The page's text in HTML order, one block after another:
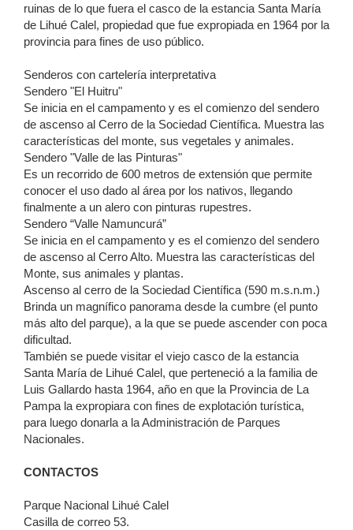
ruinas de lo que fuera el casco de la estancia Santa María
de Lihué Calel, propiedad que fue expropiada en 1964 por la
provincia para fines de uso público.
Senderos con cartelería interpretativa
Sendero "El Huitru"
Se inicia en el campamento y es el comienzo del sendero
de ascenso al Cerro de la Sociedad Científica. Muestra las
características del monte, sus vegetales y animales.
Sendero "Valle de las Pinturas"
Es un recorrido de 600 metros de extensión que permite
conocer el uso dado al área por los nativos, llegando
finalmente a un alero con pinturas rupestres.
Sendero “Valle Namuncurá”
Se inicia en el campamento y es el comienzo del sendero
de ascenso al Cerro Alto. Muestra las características del
Monte, sus animales y plantas.
Ascenso al cerro de la Sociedad Científica (590 m.s.n.m.)
Brinda un magnífico panorama desde la cumbre (el punto
más alto del parque), a la que se puede ascender con poca
dificultad.
También se puede visitar el viejo casco de la estancia
Santa María de Lihué Calel, que perteneció a la familia de
Luis Gallardo hasta 1964, año en que la Provincia de La
Pampa la expropiara con fines de explotación turística,
para luego donarla a la Administración de Parques
Nacionales.
CONTACTOS
Parque Nacional Lihué Calel
Casilla de correo 53.